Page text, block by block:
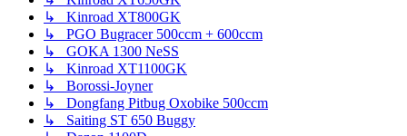
↳ Kinroad XT800GK
↳ PGO Bugracer 500ccm + 600ccm
↳ GOKA 1300 NeSS
↳ Kinroad XT1100GK
↳ Borossi-Joyner
↳ Dongfang Pitbug Oxobike 500ccm
↳ Saiting ST 650 Buggy